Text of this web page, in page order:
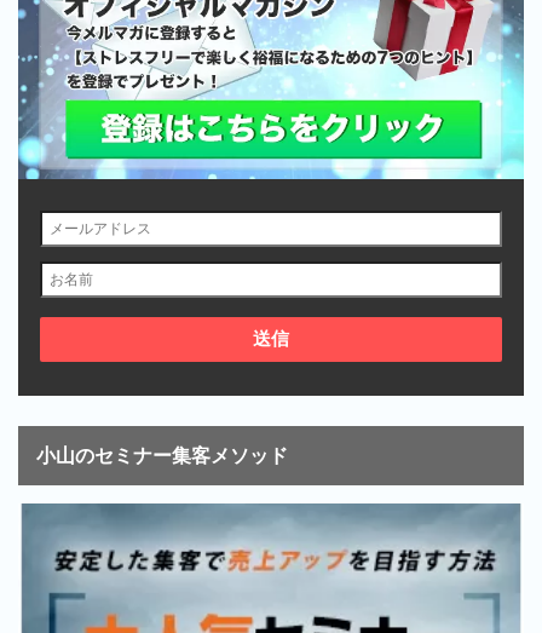
小山のセミナー集客メソッド